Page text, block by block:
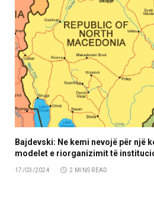
Bajdevski: Ne kemi nevojë për një
modelet e riorganizimit të
17/03/2024 2 MINS READ